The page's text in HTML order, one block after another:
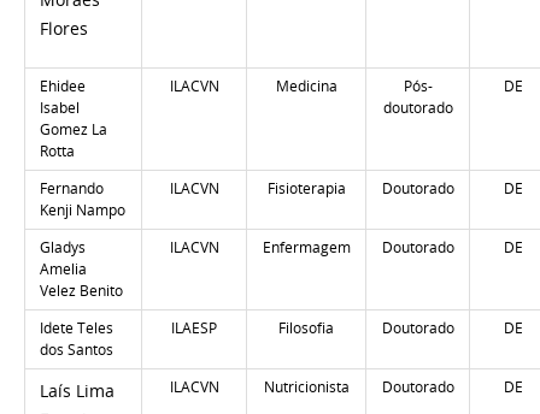
Flores
Ehidee
Isabel
Gomez La
Rotta
ILACVN Medicina
Pós-
doutorado
DE
Fernando
Kenji Nampo
ILACVN Fisioterapia Doutorado DE
Gladys
Amelia
Velez Benito
ILACVN Enfermagem Doutorado DE
Idete Teles
dos Santos
ILAESP Filosofia Doutorado DE
Laís Lima
ILACVN Nutricionista Doutorado DE